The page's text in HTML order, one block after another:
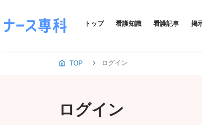
トップ 看護知識 看護記事 掲
TOP ログイン
ログイン